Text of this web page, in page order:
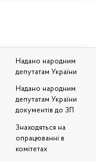
Надано народним
депутатам України
Надано народним
депутатам України
документів до ЗП
Знаходяться на
опрацюванні в
комітетах